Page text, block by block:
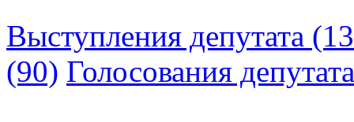
Выступления депутата
(90) Голосования депутата